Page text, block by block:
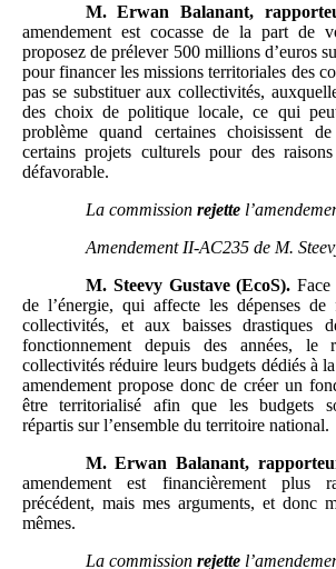
M. Erwan Balanant,
amendement est cocasse de la part de
proposez de prélever 500 millions d’euros
pour financer les missions territoriales des
pas se substituer aux collectivités,
des choix de politique locale, ce qui
problème quand certaines choisissent
certains projets culturels pour des
défavorable.
La commission rejette
Amendement II-AC235 de M.
M. Steevy Gustave (EcoS).
de l’énergie, qui affecte les dépenses de
collectivités, et aux baisses drastiques
fonctionnement depuis des années,
collectivités réduire leurs budgets dédiés à
amendement propose donc de créer un
être territorialisé afin que les budgets
répartis sur l’ensemble du territoire national.
M. Erwan Balanant,
amendement est financièrement plus
précédent, mais mes arguments, et donc
mêmes.
La commission rejette